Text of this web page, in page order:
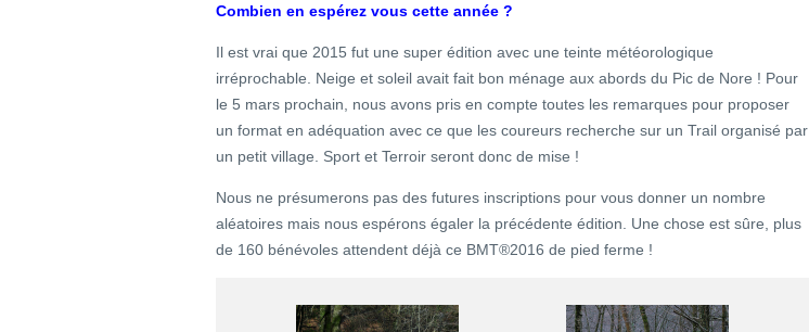
Combien en espérez vous cette année ?
Il est vrai que 2015 fut une super édition avec une teinte météorologique
irréprochable. Neige et soleil avait fait bon ménage aux abords du Pic de Nore ! Pour
le 5 mars prochain, nous avons pris en compte toutes les remarques pour proposer
un format en adéquation avec ce que les coureurs recherche sur un Trail organisé par
un petit village. Sport et Terroir seront donc de mise !
Nous ne présumerons pas des futures inscriptions pour vous donner un nombre
aléatoires mais nous espérons égaler la précédente édition. Une chose est sûre, plus
de 160 bénévoles attendent déjà ce BMT®2016 de pied ferme !